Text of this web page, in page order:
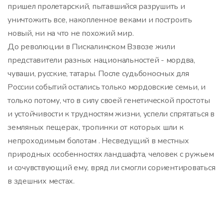
пришел пролетарский, пытавшийся разрушить и
уничтожить все, накопленное веками и построить
новый, ни на что не похожий мир.
До революции в Пискалинском Взвозе жили
представители разных национальностей - мордва,
чуваши, русские, татары. После судьбоносных для
России событий остались только мордовские семьи, и
только потому, что в силу своей генетической простоты
и устойчивости к трудностям жизни, успели спрятаться в
земляных пещерах, тропинки от которых шли к
непроходимым болотам . Несведущий в местных
природных особенностях ландшафта, человек с ружьем
и сочувствующий ему, вряд ли смогли сориентироваться
в здешних местах.